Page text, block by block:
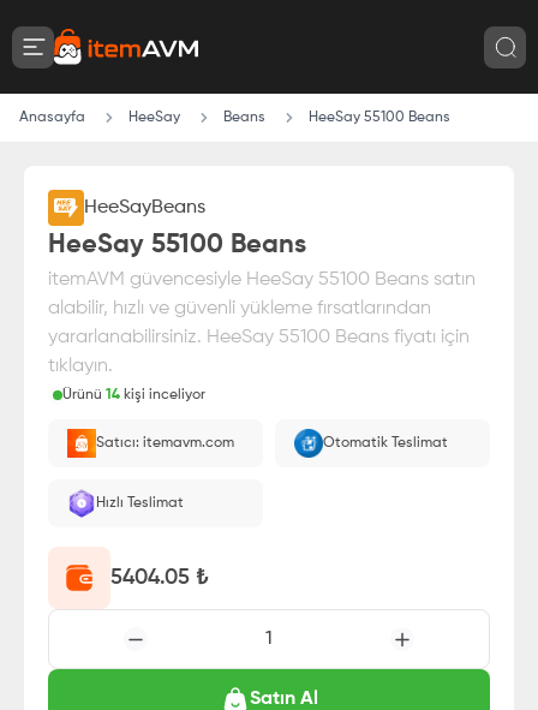
Anasayfa HeeSay Beans HeeSay 55100 Beans
HeeSayBeans
HeeSay 55100 Beans
itemAVM güvencesiyle HeeSay 55100 Beans satın
alabilir, hızlı ve güvenli yükleme fırsatlarından
yararlanabilirsiniz. HeeSay 55100 Beans fiyatı için
tıklayın.
Ürünü 14 kişi inceliyor
E-Pin olarak yüklenir.
Satıcı: itemavm.com Otomatik Teslimat
Hızlı Teslimat
5404.05 ₺
1
Satın Al